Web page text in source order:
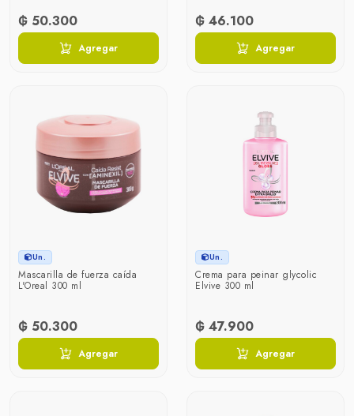
₲ 50.300
Agregar
₲ 46.100
Agregar
Un.
Mascarilla de fuerza caída
L'Oreal 300 ml
₲ 50.300
Agregar
Un.
Crema para peinar glycolic
Elvive 300 ml
₲ 47.900
Agregar